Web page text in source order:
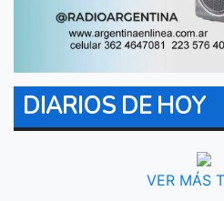
DIARIOS DE HOY
VER MÁS